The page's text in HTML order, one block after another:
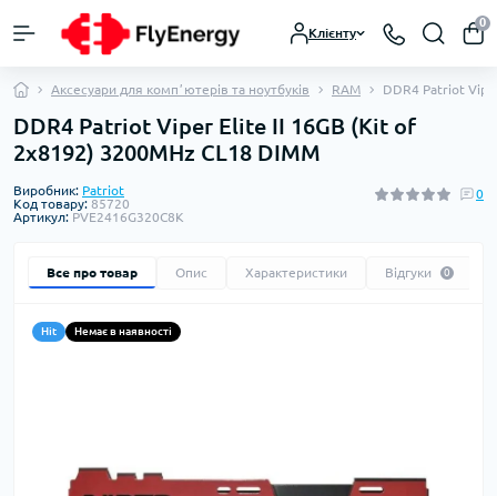
Клієнту
0
Аксесуари для компʼютерів та ноутбуків RAM DDR4 Patriot
DDR4 Patriot Viper Elite II 16GB (Kit of
2x8192) 3200MHz CL18 DIMM
Виробник: Patriot
Код товару: 85720
Артикул: PVE2416G320C8K
0
Все про товар Опис Характеристики Відгуки 0
Hit Немає в наявності